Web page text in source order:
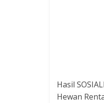
Hasil
Hewan